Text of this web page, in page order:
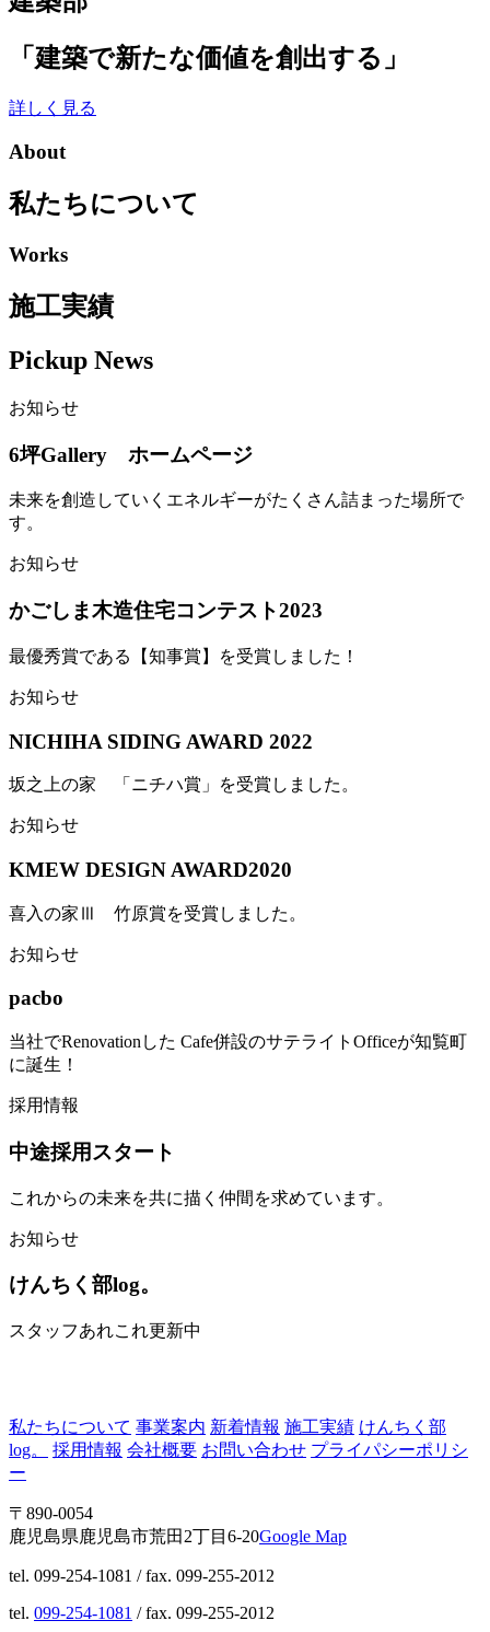
「建築で新たな価値を創出する」
詳しく見る
About
私たちについて
Works
施工実績
Pickup News
お知らせ
6坪Gallery ホームページ
未来を創造していくエネルギーがたくさん詰まった場所で
す。
お知らせ
かごしま木造住宅コンテスト2023
最優秀賞である【知事賞】を受賞しました！
お知らせ
NICHIHA SIDING AWARD 2022
坂之上の家 「ニチハ賞」を受賞しました。
お知らせ
KMEW DESIGN AWARD2020
喜入の家Ⅲ 竹原賞を受賞しました。
お知らせ
pacbo
当社でRenovationした Cafe併設のサテライトOfficeが知覧町
に誕生！
採用情報
中途採用スタート
これからの未来を共に描く仲間を求めています。
お知らせ
けんちく部log。
スタッフあれこれ更新中
私たちについて 事業案内 新着情報 施工実績 けんちく部
log。
採用情報 会社概要 お問い合わせ プライパシーポリシ
ー
〒890-0054
鹿児島県鹿児島市荒田2丁目6-20Google Map
tel. 099-254-1081 / fax. 099-255-2012
tel. 099-254-1081 / fax. 099-255-2012